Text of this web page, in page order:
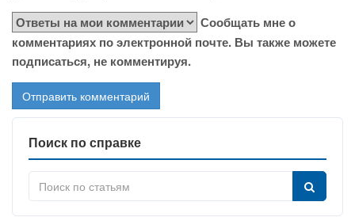
Сообщать мне о
комментариях по электронной почте. Вы также можете
подписаться, не комментируя.
Поиск по справке